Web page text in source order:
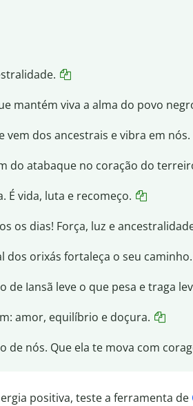
mantém viva a alma do povo
dos ancestrais e vibra em nós.
do atabaque no coração do
É vida, luta e recomeço.
os dias! Força, luz e
dos orixás fortaleça o seu caminho.
Iansã leve o que pesa e traga
amor, equilíbrio e doçura.
de nós. Que ela te mova com
positiva, teste a ferramenta de